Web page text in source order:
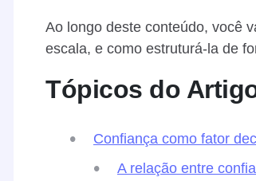
Ao longo deste conteúdo, você
escala, e como estruturá-la de
Tópicos do
Confiança como fator
A relação entre